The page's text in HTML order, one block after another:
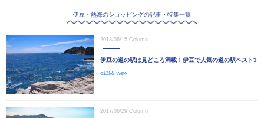
伊豆・熱海のショッピングの記事・特集一覧
2018/06/15 Column
伊豆の道の駅は見どころ満載！伊豆で人気の道の駅ベスト3
61198 view
2017/06/29 Column